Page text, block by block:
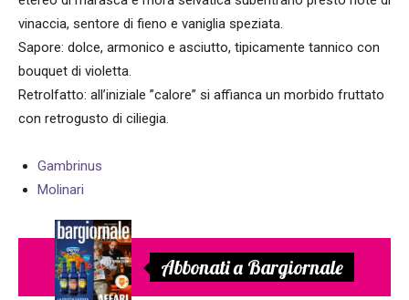
vinaccia, sentore di fieno e vaniglia speziata.
Sapore: dolce, armonico e asciutto, tipicamente tannico con
bouquet di violetta.
Retrolfatto: all’iniziale ”calore” si affianca un morbido fruttato
con retrogusto di ciliegia.
Gambrinus
Molinari
Abbonati a Bargiornale